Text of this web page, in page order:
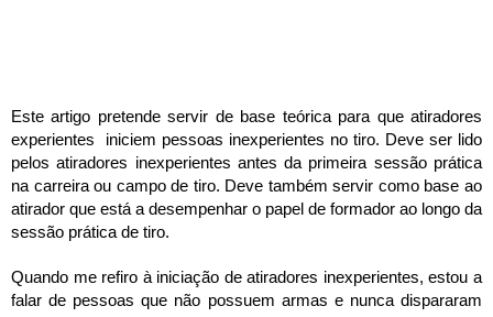
Este artigo pretende servir de base teórica para que atiradores
experientes iniciem pessoas inexperientes no tiro. Deve ser lido
pelos atiradores inexperientes antes da primeira sessão prática
na carreira ou campo de tiro. Deve também servir como base ao
atirador que está a desempenhar o papel de formador ao longo da
sessão prática de tiro.
Quando me refiro à iniciação de atiradores inexperientes, estou a
falar de pessoas que não possuem armas e nunca dispararam